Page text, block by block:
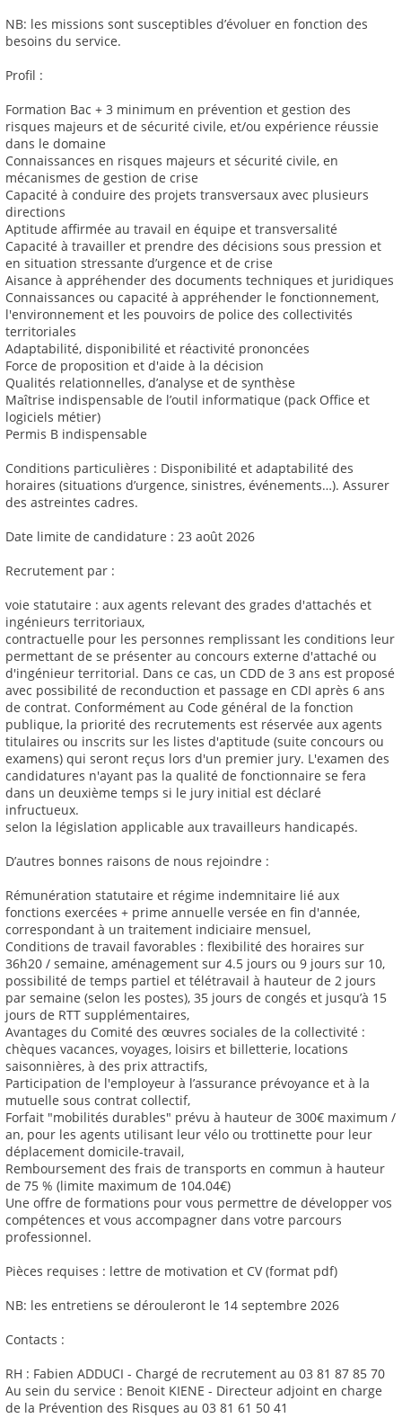
NB: les missions sont susceptibles d’évoluer en fonction des
besoins du service.
Profil :
Formation Bac + 3 minimum en prévention et gestion des
risques majeurs et de sécurité civile, et/ou expérience réussie
dans le domaine
Connaissances en risques majeurs et sécurité civile, en
mécanismes de gestion de crise
Capacité à conduire des projets transversaux avec plusieurs
directions
Aptitude affirmée au travail en équipe et transversalité
Capacité à travailler et prendre des décisions sous pression et
en situation stressante d’urgence et de crise
Aisance à appréhender des documents techniques et juridiques
Connaissances ou capacité à appréhender le fonctionnement,
l'environnement et les pouvoirs de police des collectivités
territoriales
Adaptabilité, disponibilité et réactivité prononcées
Force de proposition et d'aide à la décision
Qualités relationnelles, d’analyse et de synthèse
Maîtrise indispensable de l’outil informatique (pack Office et
logiciels métier)
Permis B indispensable
Conditions particulières : Disponibilité et adaptabilité des
horaires (situations d’urgence, sinistres, événements…). Assurer
des astreintes cadres.
Date limite de candidature : 23 août 2026
Recrutement par :
voie statutaire : aux agents relevant des grades d'attachés et
ingénieurs territoriaux,
contractuelle pour les personnes remplissant les conditions leur
permettant de se présenter au concours externe d'attaché ou
d'ingénieur territorial. Dans ce cas, un CDD de 3 ans est proposé
avec possibilité de reconduction et passage en CDI après 6 ans
de contrat. Conformément au Code général de la fonction
publique, la priorité des recrutements est réservée aux agents
titulaires ou inscrits sur les listes d'aptitude (suite concours ou
examens) qui seront reçus lors d'un premier jury. L'examen des
candidatures n'ayant pas la qualité de fonctionnaire se fera
dans un deuxième temps si le jury initial est déclaré
infructueux.
selon la législation applicable aux travailleurs handicapés.
D’autres bonnes raisons de nous rejoindre :
Rémunération statutaire et régime indemnitaire lié aux
fonctions exercées + prime annuelle versée en fin d'année,
correspondant à un traitement indiciaire mensuel,
Conditions de travail favorables : flexibilité des horaires sur
36h20 / semaine, aménagement sur 4.5 jours ou 9 jours sur 10,
possibilité de temps partiel et télétravail à hauteur de 2 jours
par semaine (selon les postes), 35 jours de congés et jusqu’à 15
jours de RTT supplémentaires,
Avantages du Comité des œuvres sociales de la collectivité :
chèques vacances, voyages, loisirs et billetterie, locations
saisonnières, à des prix attractifs,
Participation de l'employeur à l’assurance prévoyance et à la
mutuelle sous contrat collectif,
Forfait "mobilités durables" prévu à hauteur de 300€ maximum /
an, pour les agents utilisant leur vélo ou trottinette pour leur
déplacement domicile-travail,
Remboursement des frais de transports en commun à hauteur
de 75 % (limite maximum de 104.04€)
Une offre de formations pour vous permettre de développer vos
compétences et vous accompagner dans votre parcours
professionnel.
Pièces requises : lettre de motivation et CV (format pdf)
NB: les entretiens se dérouleront le 14 septembre 2026
Contacts :
RH : Fabien ADDUCI - Chargé de recrutement au 03 81 87 85 70
Au sein du service : Benoit KIENE - Directeur adjoint en charge
de la Prévention des Risques au 03 81 61 50 41